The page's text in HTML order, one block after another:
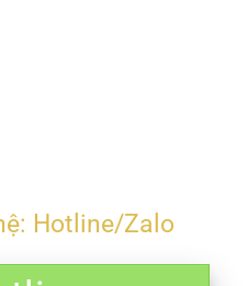
Hotline/Zalo